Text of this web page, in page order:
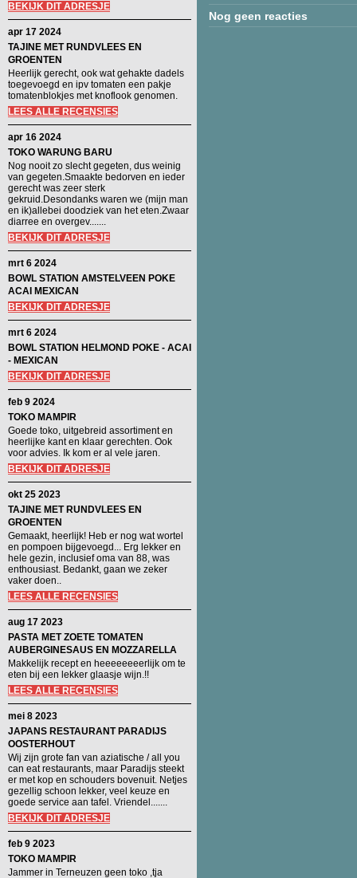
BEKIJK DIT ADRESJE
apr 17 2024
TAJINE MET RUNDVLEES EN
GROENTEN
Heerlijk gerecht, ook wat gehakte dadels
toegevoegd en ipv tomaten een pakje
tomatenblokjes met knoflook genomen.
LEES ALLE RECENSIES
apr 16 2024
TOKO WARUNG BARU
Nog nooit zo slecht gegeten, dus weinig
van gegeten.Smaakte bedorven en ieder
gerecht was zeer sterk
gekruid.Desondanks waren we (mijn man
en ik)allebei doodziek van het eten.Zwaar
diarree en overgev.......
BEKIJK DIT ADRESJE
mrt 6 2024
BOWL STATION AMSTELVEEN POKE
ACAI MEXICAN
BEKIJK DIT ADRESJE
mrt 6 2024
BOWL STATION HELMOND POKE - ACAI
- MEXICAN
BEKIJK DIT ADRESJE
feb 9 2024
TOKO MAMPIR
Goede toko, uitgebreid assortiment en
heerlijke kant en klaar gerechten. Ook
voor advies. Ik kom er al vele jaren.
BEKIJK DIT ADRESJE
okt 25 2023
TAJINE MET RUNDVLEES EN
GROENTEN
Gemaakt, heerlijk! Heb er nog wat wortel
en pompoen bijgevoegd... Erg lekker en
hele gezin, inclusief oma van 88, was
enthousiast. Bedankt, gaan we zeker
vaker doen..
LEES ALLE RECENSIES
aug 17 2023
PASTA MET ZOETE TOMATEN
AUBERGINESAUS EN MOZZARELLA
Makkelijk recept en heeeeeeeerlijk om te
eten bij een lekker glaasje wijn.!!
LEES ALLE RECENSIES
mei 8 2023
JAPANS RESTAURANT PARADIJS
OOSTERHOUT
Wij zijn grote fan van aziatische / all you
can eat restaurants, maar Paradijs steekt
er met kop en schouders bovenuit. Netjes
gezellig schoon lekker, veel keuze en
goede service aan tafel. Vriendel.......
BEKIJK DIT ADRESJE
feb 9 2023
TOKO MAMPIR
Jammer in Terneuzen geen toko ,tja
Nog geen reacties